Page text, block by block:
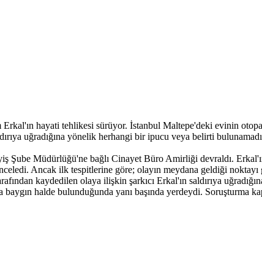
Erkal'ın hayati tehlikesi sürüyor. İstanbul Maltepe'deki evinin
uğradığına yönelik herhangi bir ipucu veya belirti
Şube Müdürlüğü'ne bağlı Cinayet Büro Amirliği devraldı.
Ancak ilk tespitlerine göre; olayın meydana geldiği
kaydedilen olaya ilişkin şarkıcı Erkal'ın saldırıya
halde bulunduğunda yanı başında yerdeydi. Soruşturma